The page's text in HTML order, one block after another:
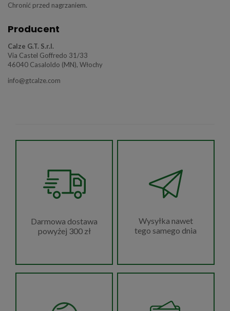
Chronić przed nagrzaniem.
Producent
Calze G.T. S.r.l.
Via Castel Goffredo 31/33
46040 Casaloldo (MN), Włochy
info@gtcalze.com
Darmowa dostawa
powyżej 300 zł
Wysyłka nawet
tego samego dnia